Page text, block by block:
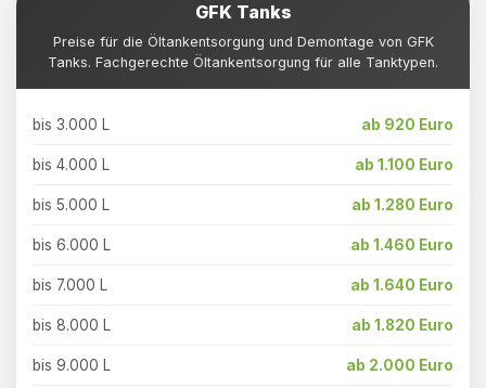
GFK Tanks
Preise für die Öltankentsorgung und Demontage von GFK
Tanks. Fachgerechte Öltankentsorgung für alle Tanktypen.
bis 3.000 L ab 920 Euro
bis 4.000 L ab 1.100 Euro
bis 5.000 L ab 1.280 Euro
bis 6.000 L ab 1.460 Euro
bis 7.000 L ab 1.640 Euro
bis 8.000 L ab 1.820 Euro
bis 9.000 L ab 2.000 Euro